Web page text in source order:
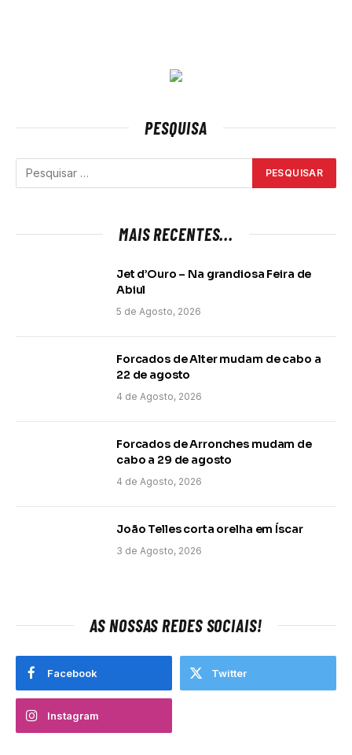
PESQUISA
MAIS RECENTES...
Jet d’Ouro – Na grandiosa Feira de
Abiul
5 de Agosto, 2026
Forcados de Alter mudam de cabo a
22 de agosto
4 de Agosto, 2026
Forcados de Arronches mudam de
cabo a 29 de agosto
4 de Agosto, 2026
João Telles corta orelha em Íscar
3 de Agosto, 2026
AS NOSSAS REDES SOCIAIS!
Facebook Twitter
Instagram